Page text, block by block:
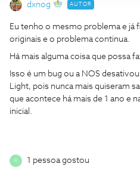
dxnog AUTOR
Eu tenho o mesmo problema e já
originais e o problema continua.
Há mais alguma coisa que possa
Isso é um bug ou a NOS
Light, pois nunca mais quiseram
que acontece há mais de 1 ano e
inicial.
R 1 pessoa gostou